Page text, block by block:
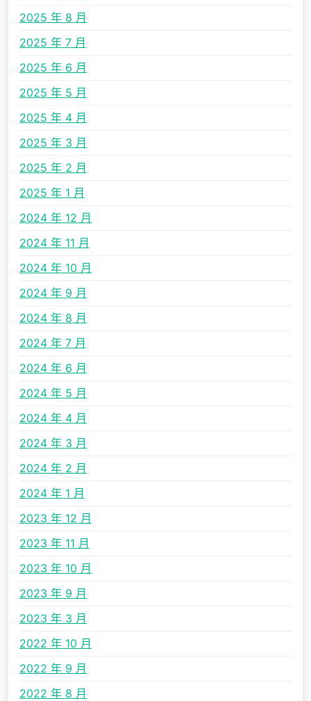
2025 年 8 月
2025 年 7 月
2025 年 6 月
2025 年 5 月
2025 年 4 月
2025 年 3 月
2025 年 2 月
2025 年 1 月
2024 年 12 月
2024 年 11 月
2024 年 10 月
2024 年 9 月
2024 年 8 月
2024 年 7 月
2024 年 6 月
2024 年 5 月
2024 年 4 月
2024 年 3 月
2024 年 2 月
2024 年 1 月
2023 年 12 月
2023 年 11 月
2023 年 10 月
2023 年 9 月
2023 年 3 月
2022 年 10 月
2022 年 9 月
2022 年 8 月